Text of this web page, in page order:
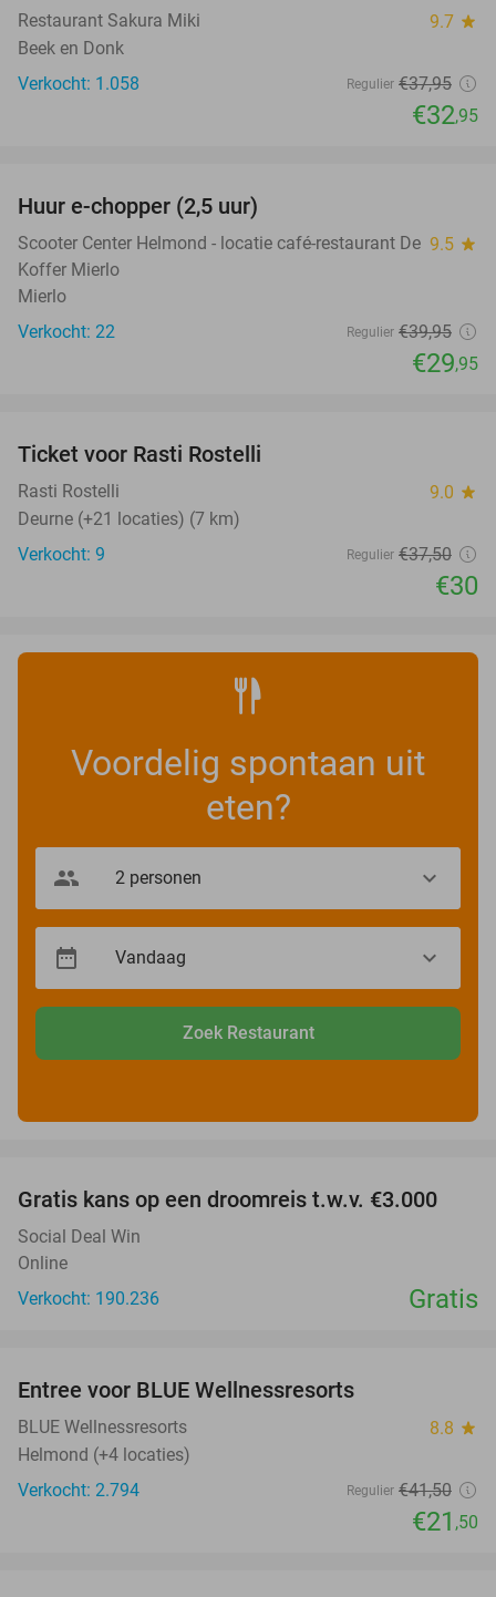
Restaurant Sakura Miki 9.7 star
Beek en Donk
Verkocht: 1.058
Regulier €37,95
€32,95
Huur e-chopper (2,5 uur)
Scooter Center Helmond - locatie café-restaurant De
Koffer Mierlo
9.5 star
Mierlo
Verkocht: 22
Regulier €39,95
€29,95
TODAY
Ticket voor Rasti Rostelli
Rasti Rostelli 9.0 star
Deurne (+21 locaties) (7 km)
Verkocht: 9
Regulier €37,50
€30
Voordelig spontaan uit
eten?
Zoek Restaurant
Gratis kans op een droomreis t.w.v. €3.000
Social Deal Win
Online
Verkocht: 190.236
Gratis
Entree voor BLUE Wellnessresorts
BLUE Wellnessresorts 8.8 star
Helmond (+4 locaties)
Verkocht: 2.794
Regulier €41,50
€21 ,50